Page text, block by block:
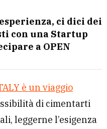
ci dici dei
con una Startup
a OPEN
è un viaggio
di cimentarti
leggerne l’esigenza